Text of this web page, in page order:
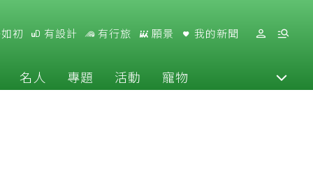
初 有設計 有行旅 願景 我的新聞
名人 專題 活動 寵物